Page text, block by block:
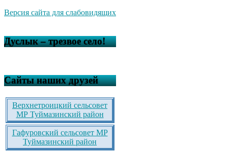
Версия сайта для слабовидящих
Дуслык – трезвое село!
Сайты наших друзей
Верхнетроицкий сельсовет
МР Туймазинский район
Гафуровский сельсовет МР
Туймазинский район